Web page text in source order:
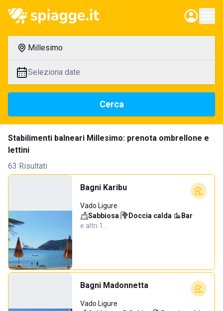
Millesimo
Seleziona date
Cerca
Stabilimenti balneari Millesimo: prenota ombrellone e
lettini
63 Risultati
Bagni Karibu
Vado Ligure
Sabbiosa· Doccia calda· Bar·
e altri 1…
Bagni Madonnetta
Vado Ligure